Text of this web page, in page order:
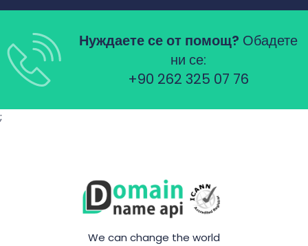
Нуждаете се от помощ? Обадете
ни се:
+90 262 325 07 76
;
We can change the world